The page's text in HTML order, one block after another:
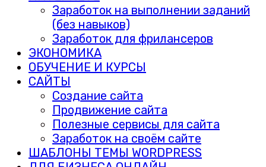
Заработок на выполнении заданий
(без навыков)
Заработок для фрилансеров
ЭКОНОМИКА
ОБУЧЕНИЕ И КУРСЫ
САЙТЫ
Создание сайта
Продвижение сайта
Полезные сервисы для сайта
Заработок на своём сайте
ШАБЛОНЫ ТЕМЫ WORDPRESS